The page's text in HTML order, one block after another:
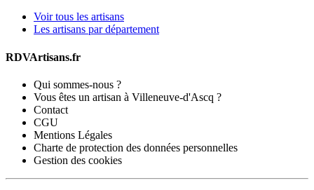
Voir tous les artisans
Les artisans par département
RDVArtisans.fr
Qui sommes-nous ?
Vous êtes un artisan à Villeneuve-d'Ascq ?
Contact
CGU
Mentions Légales
Charte de protection des données personnelles
Gestion des cookies